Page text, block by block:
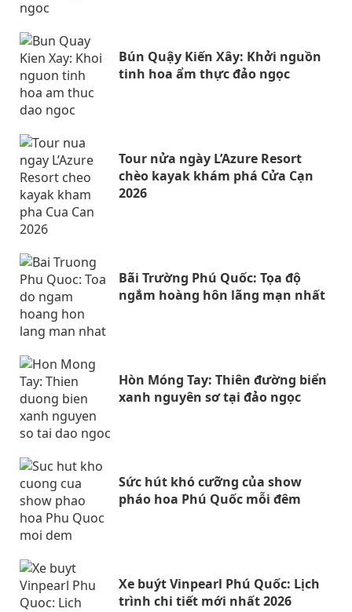
Bún Quậy Kiến Xây: Khởi nguồn
tinh hoa ẩm thực đảo ngọc
Tour nửa ngày L’Azure Resort
chèo kayak khám phá Cửa Cạn
2026
Bãi Trường Phú Quốc: Tọa độ
ngắm hoàng hôn lãng mạn nhất
Hòn Móng Tay: Thiên đường biển
xanh nguyên sơ tại đảo ngọc
Sức hút khó cưỡng của show
pháo hoa Phú Quốc mỗi đêm
Xe buýt Vinpearl Phú Quốc: Lịch
trình chi tiết mới nhất 2026